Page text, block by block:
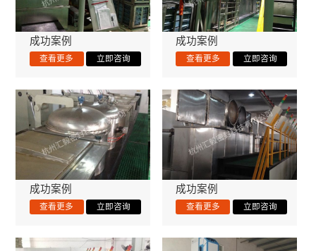
成功案例 成功案例
成功案例 成功案例